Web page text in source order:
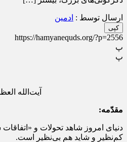
ارسال توسط : ادمین
کپی
https://hamyanequds.org/?p=2556
پ
پ
آیت‌الله
مقدّمه:
دنیای امروز شاهد تحولات و
كم‌نظیر و شاید هم بی‌نظیر است.